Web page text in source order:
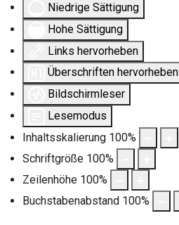
Niedrige Sättigung
Hohe Sättigung
Links hervorheben
Überschriften hervorheben
Bildschirmleser
Lesemodus
Inhaltsskalierung 100%
Schriftgröße 100%
Zeilenhöhe 100%
Buchstabenabstand 100%